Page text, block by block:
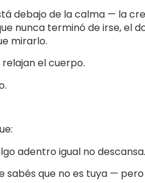
debajo de la calma — la
nunca terminó de irse, el
mirarlo.
el cuerpo.
adentro igual no descansa.
sabés que no es tuya — pero